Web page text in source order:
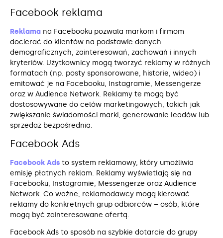
Facebook reklama
Reklama na Facebooku pozwala markom i firmom
docierać do klientów na podstawie danych
demograficznych, zainteresowań, zachowań i innych
kryteriów. Użytkownicy mogą tworzyć reklamy w różnych
formatach (np. posty sponsorowane, historie, wideo) i
emitować je na Facebooku, Instagramie, Messengerze
oraz w Audience Network. Reklamy te mogą być
dostosowywane do celów marketingowych, takich jak
zwiększanie świadomości marki, generowanie leadów lub
sprzedaż bezpośrednia.
Facebook Ads
Facebook Ads to system reklamowy, który umożliwia
emisję płatnych reklam. Reklamy wyświetlają się na
Facebooku, Instagramie, Messengerze oraz Audience
Network. Co ważne, reklamodawcy mogą kierować
reklamy do konkretnych grup odbiorców – osób, które
mogą być zainteresowane ofertą.
Facebook Ads to sposób na szybkie dotarcie do grupy